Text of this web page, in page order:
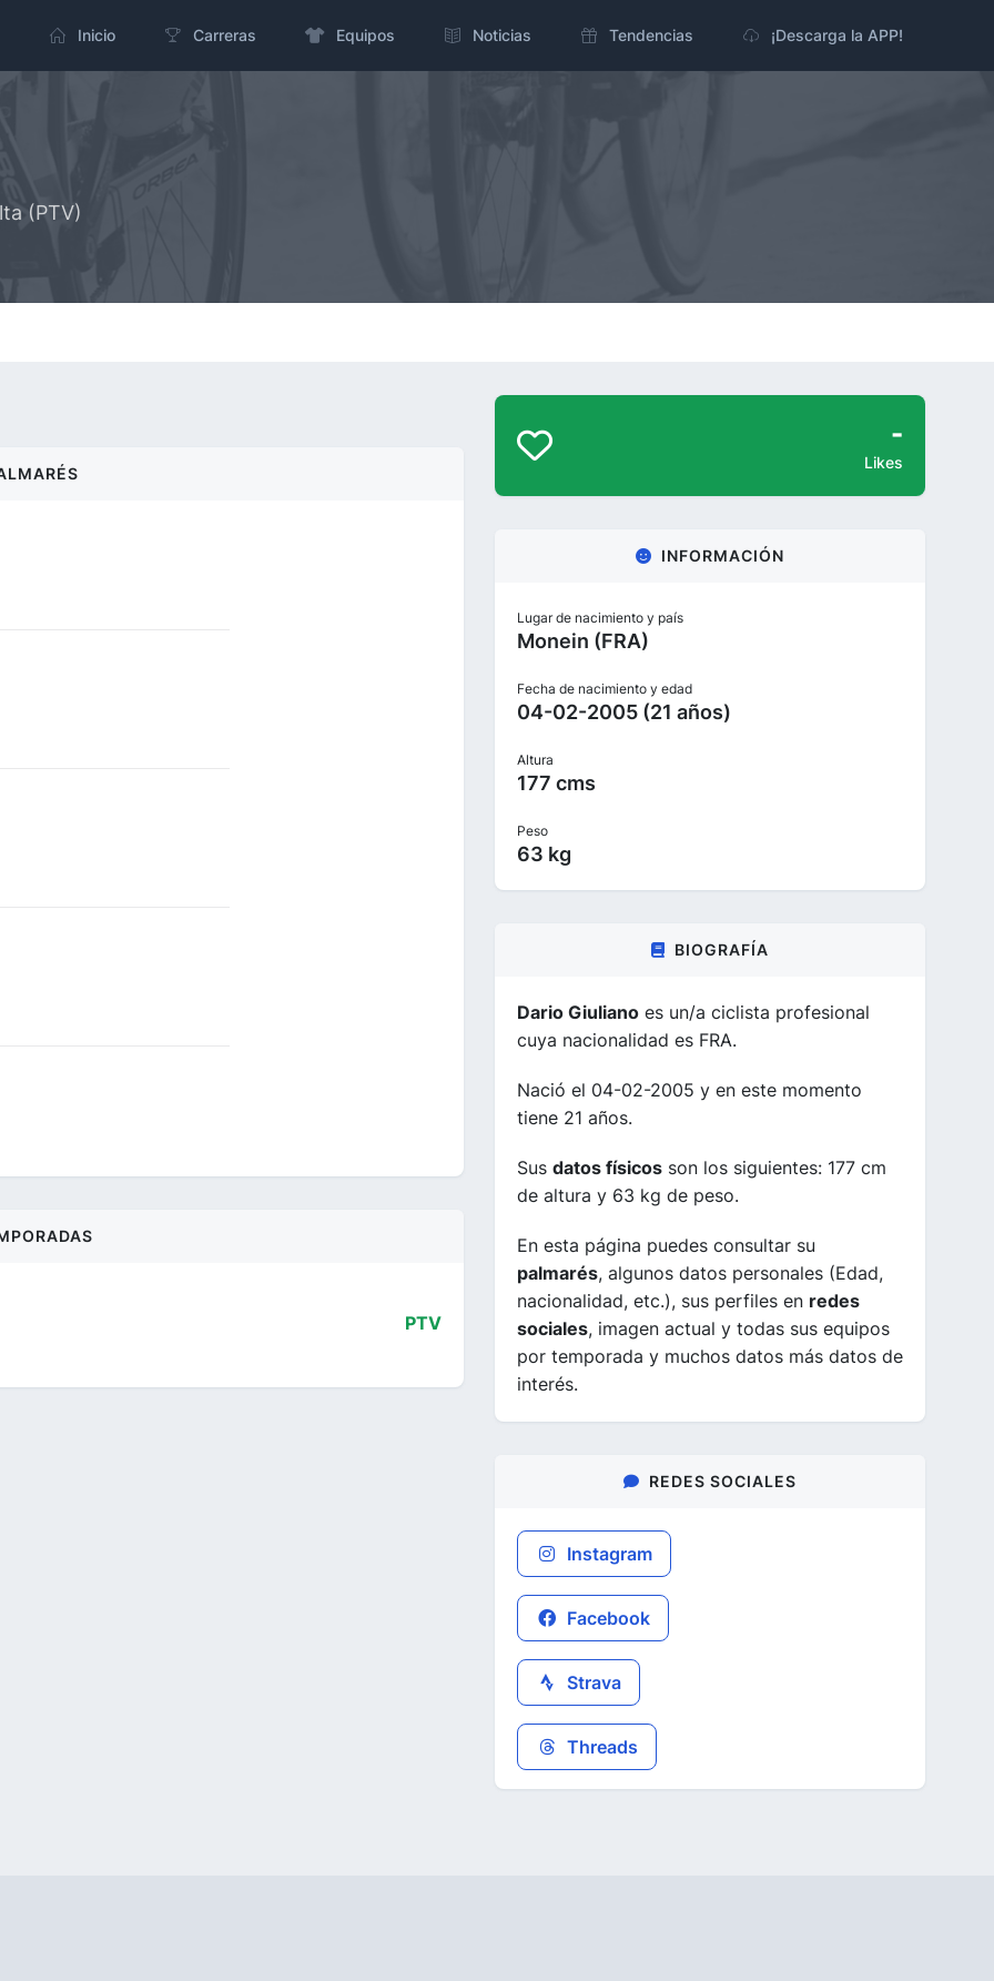
Inicio Carreras Equipos Noticias Tendencias ¡Descarga la APP!
(PTV)
PTV
-
Likes
INFORMACIÓN
Lugar de nacimiento y país
Monein (FRA)
Fecha de nacimiento y edad
04-02-2005 (21 años)
Altura
177 cms
Peso
63 kg
BIOGRAFÍA
Dario Giuliano es un/a ciclista profesional
cuya nacionalidad es FRA.
Nació el 04-02-2005 y en este momento
tiene 21 años.
Sus datos físicos son los siguientes: 177 cm
de altura y 63 kg de peso.
En esta página puedes consultar su
palmarés, algunos datos personales (Edad,
nacionalidad, etc.), sus perfiles en redes
sociales, imagen actual y todas sus equipos
por temporada y muchos datos más datos de
interés.
REDES SOCIALES
Instagram
Facebook
Strava
Threads